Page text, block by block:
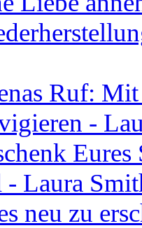
Ruf:
-
- Laura
neu zu